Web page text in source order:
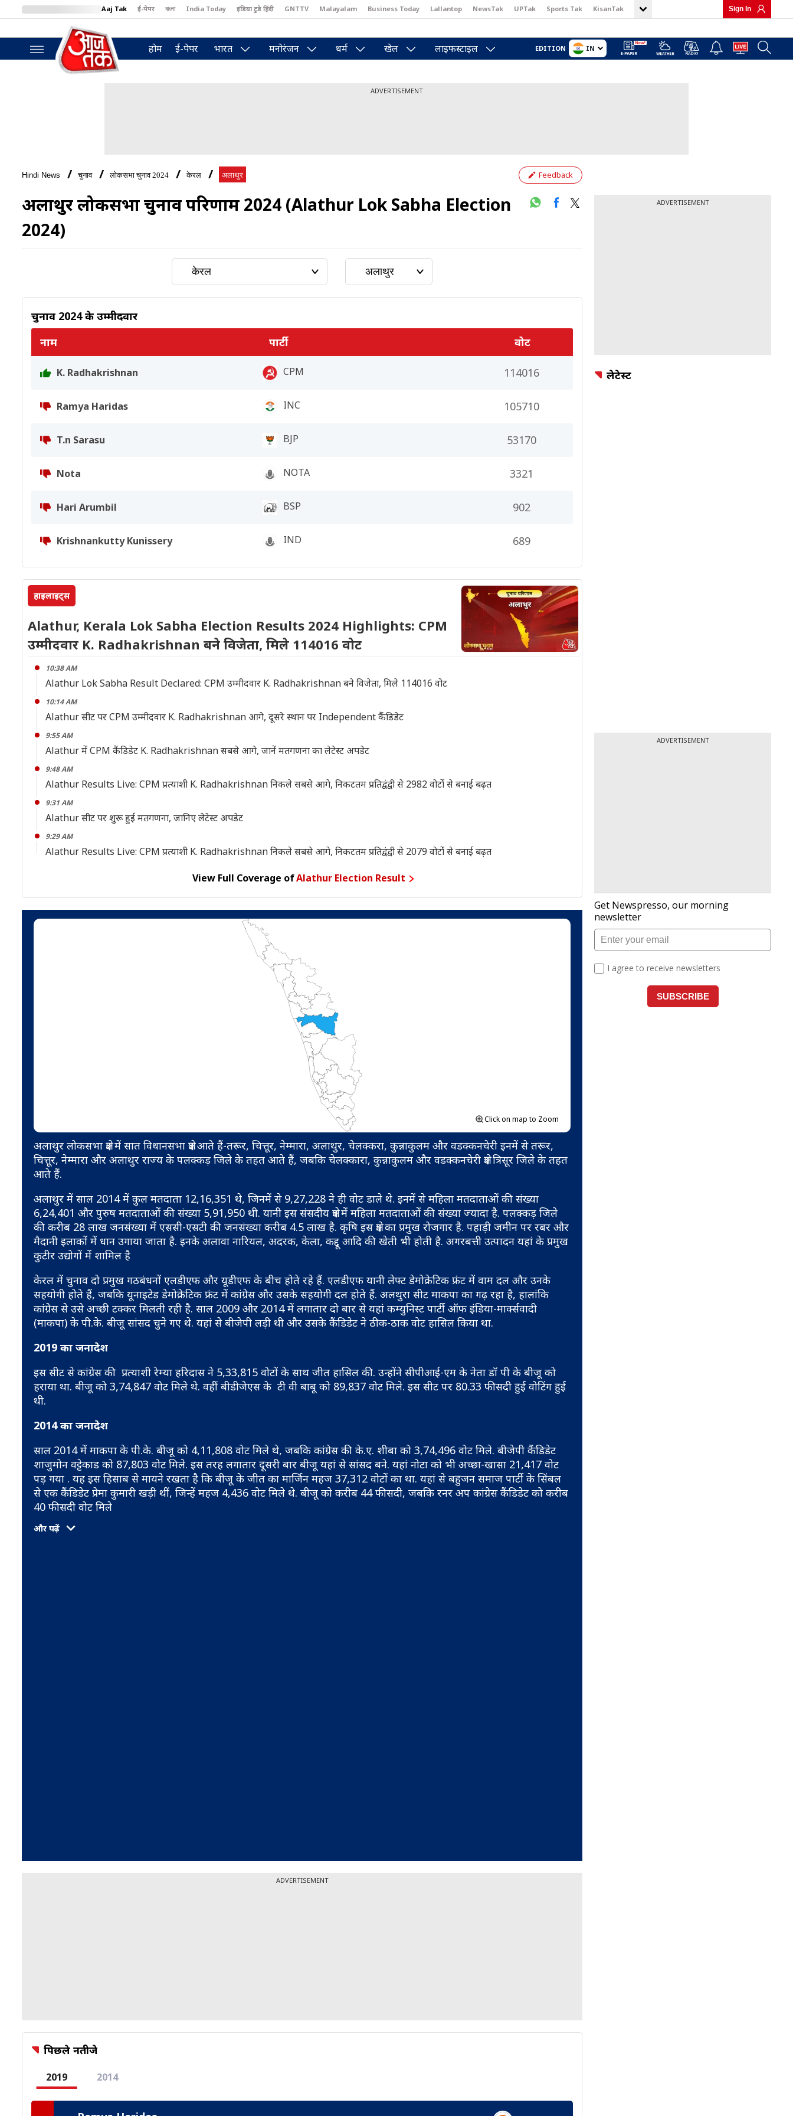
Aaj Tak ई-पेपर বাংলা India Today इंडिया टुडे हिंदी GNTTV Malayalam Business Today Lallantop NewsTak UPTak Sports Tak KisanTak
BT Bazaar
Sign In
होम ई-पेपर भारत मनोरंजन धर्म खेल लाइफस्टाइल EDITION IN
ADVERTISEMENT
Hindi News चुनाव लोकसभा चुनाव 2024 केरल अलाथुर Feedback
अलाथुर लोकसभा चुनाव परिणाम 2024 (Alathur Lok Sabha Election
2024)
चुनाव 2024 के उम्मीदवार
नाम
पार्टी वोट
K. Radhakrishnan CPM 114016
Ramya Haridas INC 105710
T.n Sarasu BJP 53170
Nota NOTA 3321
Hari Arumbil BSP 902
Krishnankutty Kunissery IND 689
हाइलाइट्स
Alathur, Kerala Lok Sabha Election Results 2024 Highlights: CPM
उम्मीदवार K. Radhakrishnan बने विजेता, मिले 114016 वोट
10:38 AM
Alathur Lok Sabha Result Declared: CPM उम्मीदवार K. Radhakrishnan बने विजेता, मिले 114016 वोट
10:14 AM
Alathur सीट पर CPM उम्मीदवार K. Radhakrishnan आगे, दूसरे स्थान पर Independent कैंडिडेट
9:55 AM
Alathur में CPM कैंडिडेट K. Radhakrishnan सबसे आगे, जानें मतगणना का लेटेस्ट अपडेट
9:48 AM
Alathur Results Live: CPM प्रत्याशी K. Radhakrishnan निकले सबसे आगे, निकटतम प्रतिद्वंद्वी से 2982 वोटोंं से बनाई बढ़त
9:31 AM
Alathur सीट पर शुरू हुई मतगणना, जानिए लेटेस्ट अपडेट
9:29 AM
Alathur Results Live: CPM प्रत्याशी K. Radhakrishnan निकले सबसे आगे, निकटतम प्रतिद्वंद्वी से 2079 वोटोंं से बनाई बढ़त
View Full Coverage ofAlathur Election Result
Click on map to Zoom
अलाथुर लोकसभा क्षेत्र में सात विधानसभा क्षेत्र आते हैं-तरूर, चित्तूर, नेम्मारा, अलाथुर, चेलक्करा, कुन्नाकुलम और वडक्कनचेरी इनमें से तरूर,
चित्तूर, नेम्मारा और अलाथुर राज्य के पलक्कड़ जिले के तहत आते हैं, जबकि चेलक्कारा, कुन्नाकुलम और वडक्कनचेरी क्षेत्र त्रिसूर जिले के तहत
आते हैं.
अलाथुर में साल 2014 में कुल मतदाता 12,16,351 थे, जिनमें से 9,27,228 ने ही वोट डाले थे. इनमें से महिला मतदाताओं की संख्या
6,24,401 और पुरुष मतदाताओं की संख्या 5,91,950 थी. यानी इस संसदीय क्षेत्र में महिला मतदाताओं की संख्या ज्यादा है. पलक्कड़ जिले
की करीब 28 लाख जनसंख्या में एससी-एसटी की जनसंख्या करीब 4.5 लाख है. कृषि इस क्षेत्र का प्रमुख रोजगार है. पहाड़ी जमीन पर रबर और
मैदानी इलाकों में धान उगाया जाता है. इनके अलावा नारियल, अदरक, केला, कद्दू आदि की खेती भी होती है. अगरबत्ती उत्पादन यहां के प्रमुख
कुटीर उद्योगों में शामिल है
केरल में चुनाव दो प्रमुख गठबंधनों एलडीएफ और यूडीएफ के बीच होते रहे हैं. एलडीएफ यानी लेफ्ट डेमोक्रेटिक फ्रंट में वाम दल और उनके
सहयोगी होते हैं, जबकि यूनाइटेड डेमोक्रेटिक फ्रंट में कांग्रेस और उसके सहयोगी दल होते हैं. अलथुरा सीट माकपा का गढ़ रहा है, हालांकि
कांग्रेस से उसे अच्छी टक्कर मिलती रही है. साल 2009 और 2014 में लगातार दो बार से यहां कम्युनिस्ट पार्टी ऑफ इंडिया-मार्क्सवादी
(माकपा) के पी.के. बीजू सांसद चुने गए थे. यहां से बीजेपी लड़ी थी और उसके कैंडिडेट ने ठीक-ठाक वोट हासिल किया था.
2019 का जनादेश
इस सीट से कांग्रेस की प्रत्याशी रेम्या हरिदास ने 5,33,815 वोटों के साथ जीत हासिल की. उन्होंने सीपीआई-एम के नेता डॉ पी के बीजू को
हराया था. बीजू को 3,74,847 वोट मिले थे. वहीं बीडीजेएस के टी वी बाबू को 89,837 वोट मिले. इस सीट पर 80.33 फीसदी हुई वोटिंग हुई
थी.
2014 का जनादेश
साल 2014 में माकपा के पी.के. बीजू को 4,11,808 वोट मिले थे, जबकि कांग्रेस की के.ए. शीबा को 3,74,496 वोट मिले. बीजेपी कैंडिडेट
शाजुमोन वट्टेकाड को 87,803 वोट मिले. इस तरह लगातार दूसरी बार बीजू यहां से सांसद बने. यहां नोटा को भी अच्छा-खासा 21,417 वोट
पड़ गया . यह इस हिसाब से मायने रखता है कि बीजू के जीत का मार्जिन महज 37,312 वोटों का था. यहां से बहुजन समाज पार्टी के सिंबल
से एक कैंडिडेट प्रेमा कुमारी खड़ी थीं, जिन्हें महज 4,436 वोट मिले थे. बीजू को करीब 44 फीसदी, जबकि रनर अप कांग्रेस कैंडिडेट को करीब
40 फीसदी वोट मिले
और पढ़ें
ADVERTISEMENT
पिछले नतीजे
2019 2014
ADVERTISEMENT
लेटेस्ट
ADVERTISEMENT